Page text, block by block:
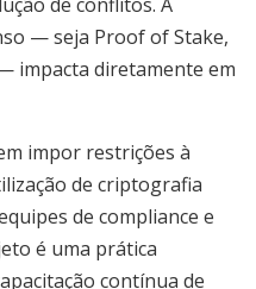
— seja Proof of Stake,
impacta diretamente em
impor restrições à
de criptografia
de compliance e
é uma prática
contínua de